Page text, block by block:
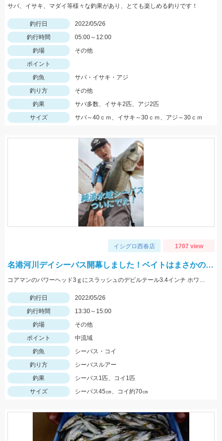
サバ、イサキ、マダイ等様々な釣果があり、とても楽しめる釣りです！
釣行日
2022/05/26
釣行時間
05:00～12:00
釣場
その他
ポイント
釣魚
サバ・イサキ・アジ
釣り方
その他
釣果
サバ多数、イサキ2匹、アジ2匹
サイズ
サバ～40ｃｍ、イサキ～30ｃｍ、アジ～30ｃｍ
イシグロ西春店 1707 view
名港河川デイシーバス開幕しました！ベイトはまさかの…
コアマンのパワーヘッド3ｇにスラッシュのデビルテール3.4インチ ホワイトシルバーで釣れました！
釣行日
2022/05/26
釣行時間
13:30～15:00
釣場
その他
ポイント
中流域
釣魚
シーバス・コイ
釣り方
シーバスルアー
釣果
シーバス1匹、コイ1匹
サイズ
シーバス45㎝、コイ約70㎝